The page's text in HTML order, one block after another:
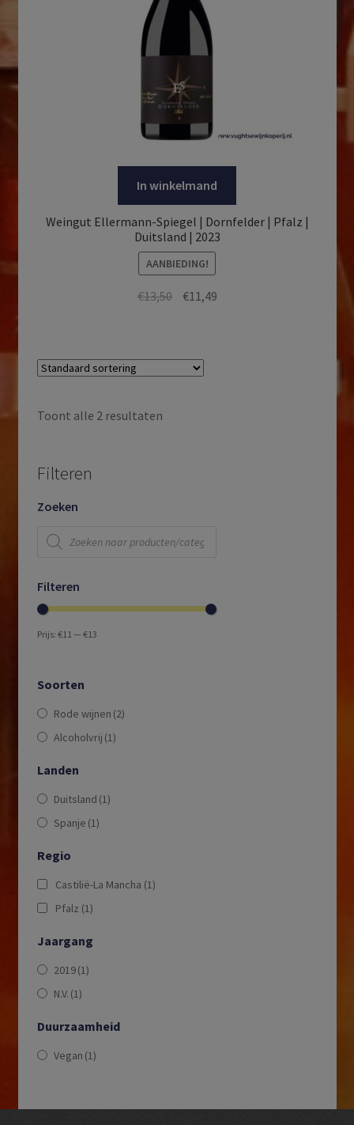
In winkelmand
Weingut Ellermann-Spiegel | Dornfelder | Pfalz |
Duitsland | 2023
AANBIEDING!
€13,50 Oorspronkelijke
€11,49Huidige
Toont alle 2 resultaten
Filteren
Zoeken
Producten
zoeken
Filteren
Prijs: €11— €13
Soorten
Rode wijnen (2)
Alcoholvrij (1)
Landen
Duitsland (1)
Spanje (1)
Regio
Castilië-La Mancha (1)
Pfalz (1)
Jaargang
2019(1)
N.V. (1)
Duurzaamheid
Vegan (1)